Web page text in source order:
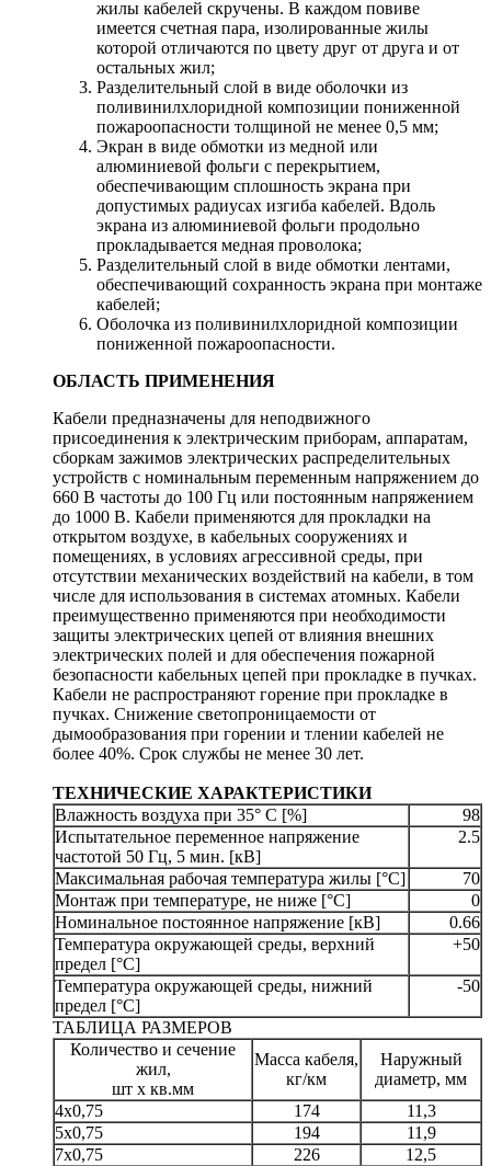
жилы кабелей скручены. В каждом повиве
имеется счетная пара, изолированные жилы
которой отличаются по цвету друг от друга и от
остальных жил;
Разделительный слой в виде оболочки из
поливинилхлоридной композиции пониженной
пожароопасности толщиной не менее 0,5 мм;
Экран в виде обмотки из медной или
алюминиевой фольги с перекрытием,
обеспечивающим сплошность экрана при
допустимых радиусах изгиба кабелей. Вдоль
экрана из алюминиевой фольги продольно
прокладывается медная проволока;
Разделительный слой в виде обмотки лентами,
обеспечивающий сохранность экрана при монтаже
кабелей;
Оболочка из поливинилхлоридной композиции
пониженной пожароопасности.
ОБЛАСТЬ ПРИМЕНЕНИЯ
Кабели предназначены для неподвижного
присоединения к электрическим приборам, аппаратам,
сборкам зажимов электрических распределительных
устройств с номинальным переменным напряжением до
660 В частоты до 100 Гц или постоянным напряжением
до 1000 В. Кабели применяются для прокладки на
открытом воздухе, в кабельных сооружениях и
помещениях, в условиях агрессивной среды, при
отсутствии механических воздействий на кабели, в том
числе для использования в системах атомных. Кабели
преимущественно применяются при необходимости
защиты электрических цепей от влияния внешних
электрических полей и для обеспечения пожарной
безопасности кабельных цепей при прокладке в пучках.
Кабели не распространяют горение при прокладке в
пучках. Снижение светопроницаемости от
дымообразования при горении и тлении кабелей не
более 40%. Срок службы не менее 30 лет.
ТЕХНИЧЕСКИЕ ХАРАКТЕРИСТИКИ
Влажность воздуха при 35° C [%]
98
Испытательное переменное напряжение
частотой 50 Гц, 5 мин. [кВ]
2.5
Максимальная рабочая температура жилы [°С]
70
Монтаж при температуре, не ниже [°C]
0
Номинальное постоянное напряжение [кВ]
0.66
Температура окружающей среды, верхний
предел [°C]
+50
Температура окружающей среды, нижний
предел [°C]
-50
ТАБЛИЦА РАЗМЕРОВ
Количество и сечение
жил,
шт х кв.мм
Масса кабеля,
кг/км
Наружный
диаметр, мм
4х0,75
174
11,3
5х0,75
194
11,9
7х0,75
226
12,5